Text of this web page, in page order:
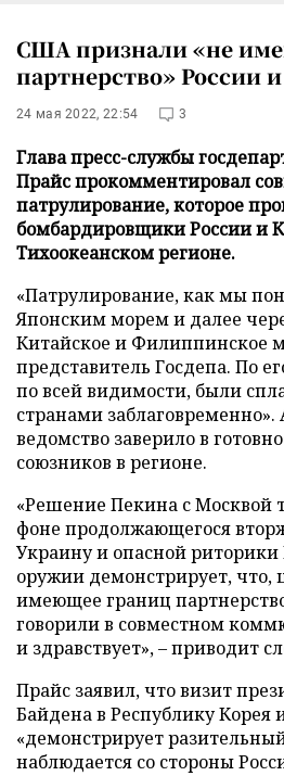
США признали «не
партнерство» России
24 мая 2022, 22:54 3
Глава пресс-службы
Прайс прокомментировал
патрулирование, которое
бомбардировщики России и
Тихоокеанском регионе.
«Патрулирование, как мы
Японским морем и далее
Китайское и Филиппинское
представитель Госдепа. По
по всей видимости, были
странами
ведомство заверило в
союзников в регионе.
«Решение Пекина с Москвой
фоне продолжающегося
Украину и опасной
оружии демонстрирует, что,
имеющее границ
говорили в совместном
и здравствует», – приводит
Прайс заявил, что визит
Байдена в Республику Корея
«демонстрирует
наблюдается со стороны